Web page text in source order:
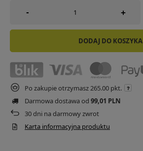
- +
DODAJ DO KOSZYKA
Po zakupie otrzymasz 265.00 pkt.
Darmowa dostawa od 99,01 PLN
30dni na darmowy zwrot
Karta informacyjna produktu